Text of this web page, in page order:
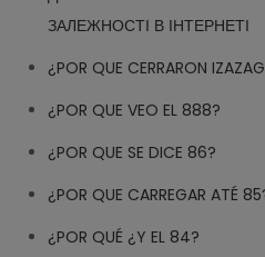
ЗАЛЕЖНОСТІ В ІНТЕРНЕТІ
¿POR QUE CERRARON
¿POR QUE VEO EL 888?
¿POR QUE SE DICE 86?
¿POR QUE CARREGAR ATÉ
¿POR QUÉ ¿Y EL 84?